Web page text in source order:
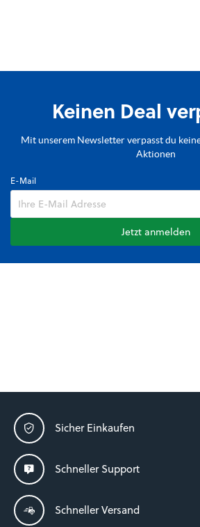
Keinen Deal
Mit unserem Newsletter verpasst du
Aktionen
E-Mail
Jetzt anmelden
Sicher Einkaufen
Schneller Support
Schneller Versand